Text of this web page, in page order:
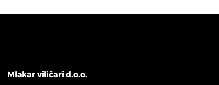
Mlakar viličari d.o.o.